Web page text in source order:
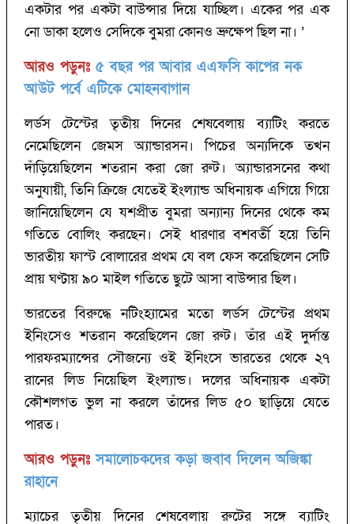
একটার পর একটা বাউন্সার দিয়ে যাচ্ছিল। একের পর এক
নো ডাকা হলেও সেদিকে বুমরা কোনও ভ্রুক্ষেপ ছিল না। ’‌ ‌
আরও পড়ুনঃ ৫ বছর পর আবার এএফসি কাপের নক
আউট পর্বে এটিকে মোহনবাগান
লর্ডস টেস্টের তৃতীয় দিনের শেষবেলায় ব্যাটিং করতে
নেমেছিলেন জেমস অ্যান্ডারসন। পিচের অন্যদিকে তখন
দাঁড়িয়েছিলেন শতরান করা জো রুট। অ্যান্ডারসনের কথা
অনুযায়ী, তিনি ক্রিজে যেতেই ইংল্যান্ড অধিনায়ক এগিয়ে গিয়ে
জানিয়েছিলেন যে যশপ্রীত বুমরা অন্যান্য দিনের থেকে কম
গতিতে বোলিং করছেন। সেই ধারণার বশবর্তী হয়ে তিনি
ভারতীয় ফাস্ট বোলারের প্রথম যে বল ফেস করেছিলেন সেটি
প্রায় ঘণ্টায় ৯০ মাইল গতিতে ছুটে আসা বাউন্সার ছিল।
ভারতের বিরুদ্ধে নটিংহ্যামের মতো লর্ডস টেস্টের প্রথম
ইনিংসেও শতরান করেছিলেন জো রুট। তাঁর এই দুর্দান্ত
পারফরম্যান্সের সৌজন্যে ওই ইনিংসে ভারতের থেকে ২৭
রানের লিড নিয়েছিল ইংল্যান্ড। দলের অধিনায়ক একটা
কৌশলগত ভুল না করলে তাঁদের লিড ৫০ ছাড়িয়ে যেতে
পারত।
আরও পড়ুনঃ সমালোচকদের কড়া জবাব দিলেন অজিঙ্কা
রাহানে
ম্যাচের তৃতীয় দিনের শেষবেলায় রুটের সঙ্গে ব্যাটিং